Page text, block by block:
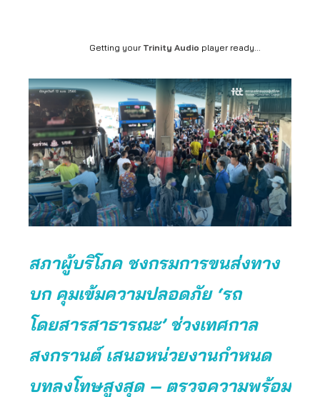
Getting your Trinity Audio player ready...
สภาผู้บริโภค ชงกรมการขนส่งทาง
บก คุมเข้มความปลอดภัย ‘รถ
โดยสารสาธารณะ’ ช่วงเทศกาล
สงกรานต์ เสนอหน่วยงานกำหนด
บทลงโทษสูงสุด – ตรวจความพร้อม